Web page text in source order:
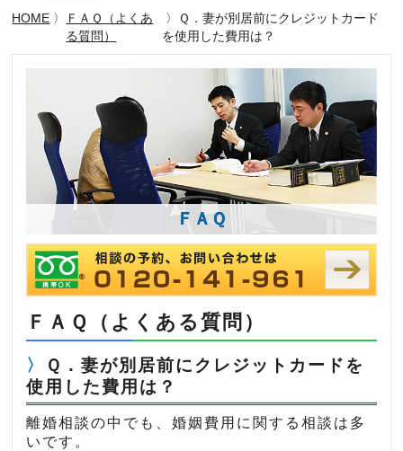
HOME 〉
ＦＡＱ（よくあ
る質問）
〉Ｑ．妻が別居前にクレジットカード
を使用した費用は？
ＦＡＱ
ＦＡＱ（よくある質問）
Ｑ．妻が別居前にクレジットカードを
使用した費用は？
離婚相談の中でも、婚姻費用に関する相談は多
いです。